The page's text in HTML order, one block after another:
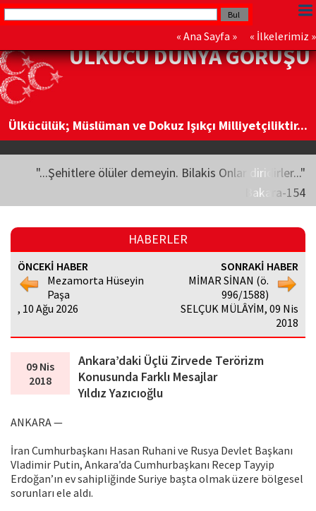
« Ana Sayfa » « İlkelerimiz »
ÜLKÜCÜ DÜNYA GÖRÜŞÜ
Ülkücülük; Müslüman ve Dokuz Işıkçı Milliyetçiliktir...
"...Şehitlere ölüler demeyin. Bilakis Onlar diridirler..."
Bakara-154
HABERLER
ÖNCEKİ HABER
Mezamorta Hüseyin
Paşa
, 10 Ağu 2026
SONRAKİ HABER
MİMAR SİNAN (ö.
996/1588)
SELÇUK MÜLÂYİM, 09 Nis
2018
09 Nis
2018
Ankara’daki Üçlü Zirvede Terörizm
Konusunda Farklı Mesajlar
Yıldız Yazıcıoğlu
ANKARA —
İran Cumhurbaşkanı Hasan Ruhani ve Rusya Devlet Başkanı
Vladimir Putin, Ankara’da Cumhurbaşkanı Recep Tayyip
Erdoğan’ın ev sahipliğinde Suriye başta olmak üzere bölgesel
sorunları ele aldı.